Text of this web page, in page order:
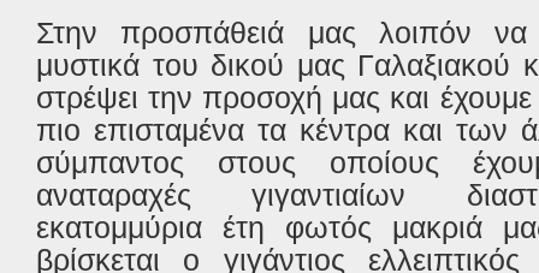
Στην προσπάθειά μας λοιπόν
μυστικά του δικού μας Γαλαξιακού
στρέψει την προσοχή μας και έχουμε
πιο επισταμένα τα κέντρα και των
σύμπαντος στους οποίους
αναταραχές γιγαντιαίων
εκατομμύρια έτη φωτός μακριά
βρίσκεται ο γιγάντιος